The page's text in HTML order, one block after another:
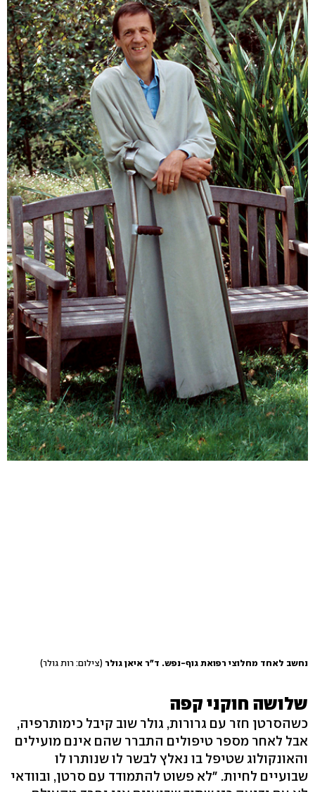
נחשב לאחד מחלוצי רפואת גוף-נפש. ד"ר איאן גולר (צילום: רות גולר)
שלושה חוקני קפה
כשהסרטן חזר עם גרורות, גולר שוב קיבל כימותרפיה,
אבל לאחר מספר טיפולים התברר שהם אינם מועילים
והאונקולוג שטיפל בו נאלץ לבשר לו שנותרו לו
שבועיים לחיות. "לא פשוט להתמודד עם סרטן, ובוודאי